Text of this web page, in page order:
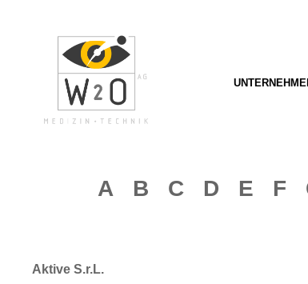
A B C D E F
Aktive S.r.L.